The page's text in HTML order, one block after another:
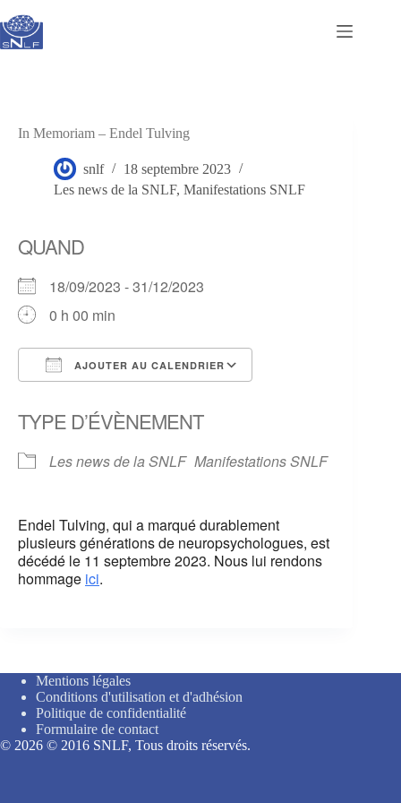
au
contenu
In Memoriam – Endel Tulving
snlf
18 septembre 2023
Les news de la SNLF, Manifestations SNLF
QUAND
18/09/2023 - 31/12/2023
0 h 00 min
AJOUTER AU CALENDRIER
TYPE D’ÉVÈNEMENT
Les news de la SNLF Manifestations SNLF
Endel Tulving, qui a marqué durablement
plusieurs générations de neuropsychologues, est
décédé le 11 septembre 2023. Nous lui rendons
hommage ici.
Mentions légales
Conditions d'utilisation et d'adhésion
Politique de confidentialité
Formulaire de contact
© 2026 © 2016 SNLF, Tous droits réservés.